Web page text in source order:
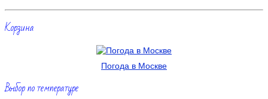
Корзина
Погода в Москве
Выбор по температуре